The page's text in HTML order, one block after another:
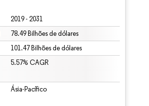
2019 - 2031
78.49 Bilhões de dólares
101.47 Bilhões de dólares
5.57% CAGR
Ásia-Pacífico